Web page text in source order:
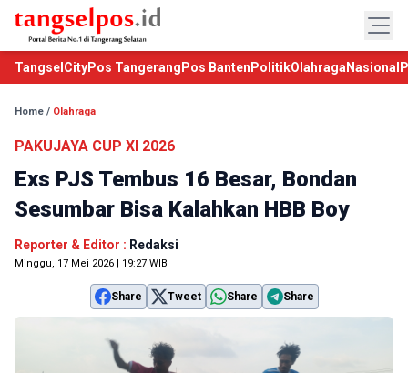
TangselCityPos Tangerang Pos Banten PolitikOlahraga Nasional
Home / Olahraga
PAKUJAYA CUP XI 2026
Exs PJS Tembus 16 Besar, Bondan
Sesumbar Bisa Kalahkan HBB Boy
Reporter & Editor : Redaksi
Minggu, 17 Mei 2026 | 19:27 WIB
Share Tweet Share Share